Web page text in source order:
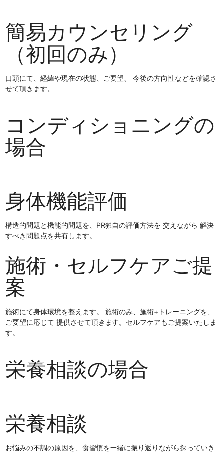
簡易カウンセリング
（初回のみ）
口頭にて、経緯や現在の状態、ご要望、 今後の方向性などを確認さ
せて頂きます。
コンディショニングの
場合
身体機能評価
構造的問題と機能的問題を、PR独自の評価方法を 交えながら 解決
すべき問題点を共有します。
施術・セルフケアご提
案
施術にて身体環境を整えます。 施術のみ、施術+トレーニングを、
ご要望に応じて 提供させて頂きます。セルフケアもご提案いたしま
す。
栄養相談の場合
栄養相談
お悩みの不調の原因を、食習慣を一緒に振り返りながら探っていき